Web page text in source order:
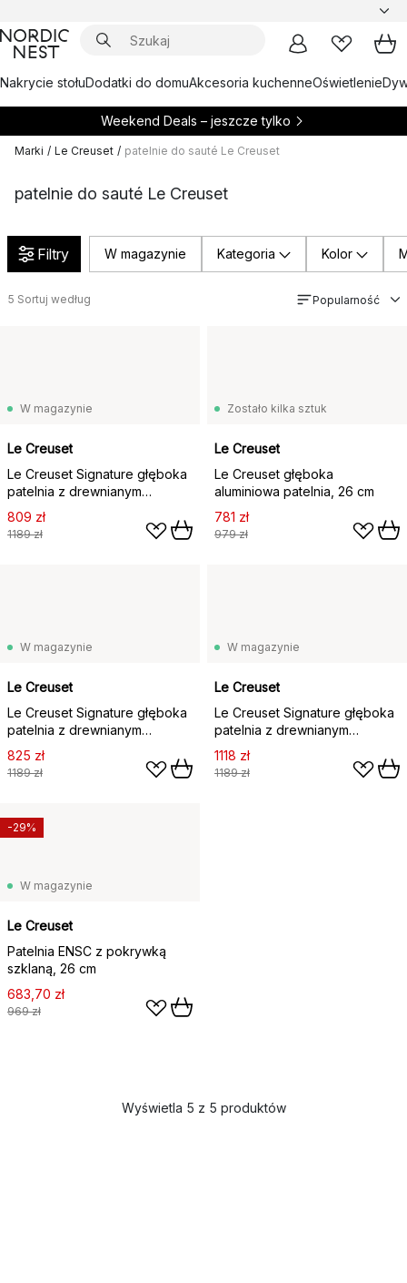
Nakrycie stołuDodatki do domuAkcesoria kuchenneOświetlenie
Weekend Deals – jeszcze tylko
Marki / Le Creuset / patelnie do sauté Le Creuset
patelnie do sauté Le Creuset
Filtry W magazynie Kategoria Kolor
5 Sortuj według Popularność
W magazynie
Le Creuset
Le Creuset Signature głęboka
patelnia z drewnianym
uchwytem 28 cm, Matte Black
809 zł
1189 zł
Zostało kilka sztuk
Le Creuset
Le Creuset głęboka
aluminiowa patelnia, 26 cm
781 zł
979 zł
W magazynie
Le Creuset
Le Creuset Signature głęboka
patelnia z drewnianym
uchwytem 28 cm, Cerise
825 zł
1189 zł
W magazynie
Le Creuset
Le Creuset Signature głęboka
patelnia z drewnianym
uchwytem 28 cm, Flame
1118 zł
1189 zł
W magazynie
Le Creuset
Patelnia ENSC z pokrywką
szklaną, 26 cm
683,70 zł
969 zł
-29%
Wyświetla 5 z 5 produktów